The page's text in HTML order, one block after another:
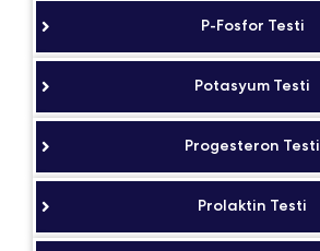
P-Fosfor Testi
Potasyum Testi
Progesteron Testi
Prolaktin Testi